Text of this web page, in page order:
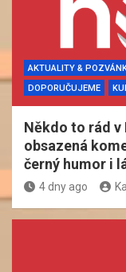
AKTUALITY &
DOPORUČUJEME
Někdo to rád v
obsazená
černý humor i
4 dny ago